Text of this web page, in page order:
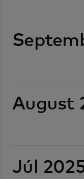
August
Júl